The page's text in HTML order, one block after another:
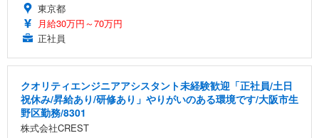
東京都
月給30万円～70万円
正社員
クオリティエンジニアアシスタント未経験歓迎「正社員/土日
祝休み/昇給あり/研修あり」やりがいのある環境です/大阪市生
野区勤務/8301
株式会社CREST